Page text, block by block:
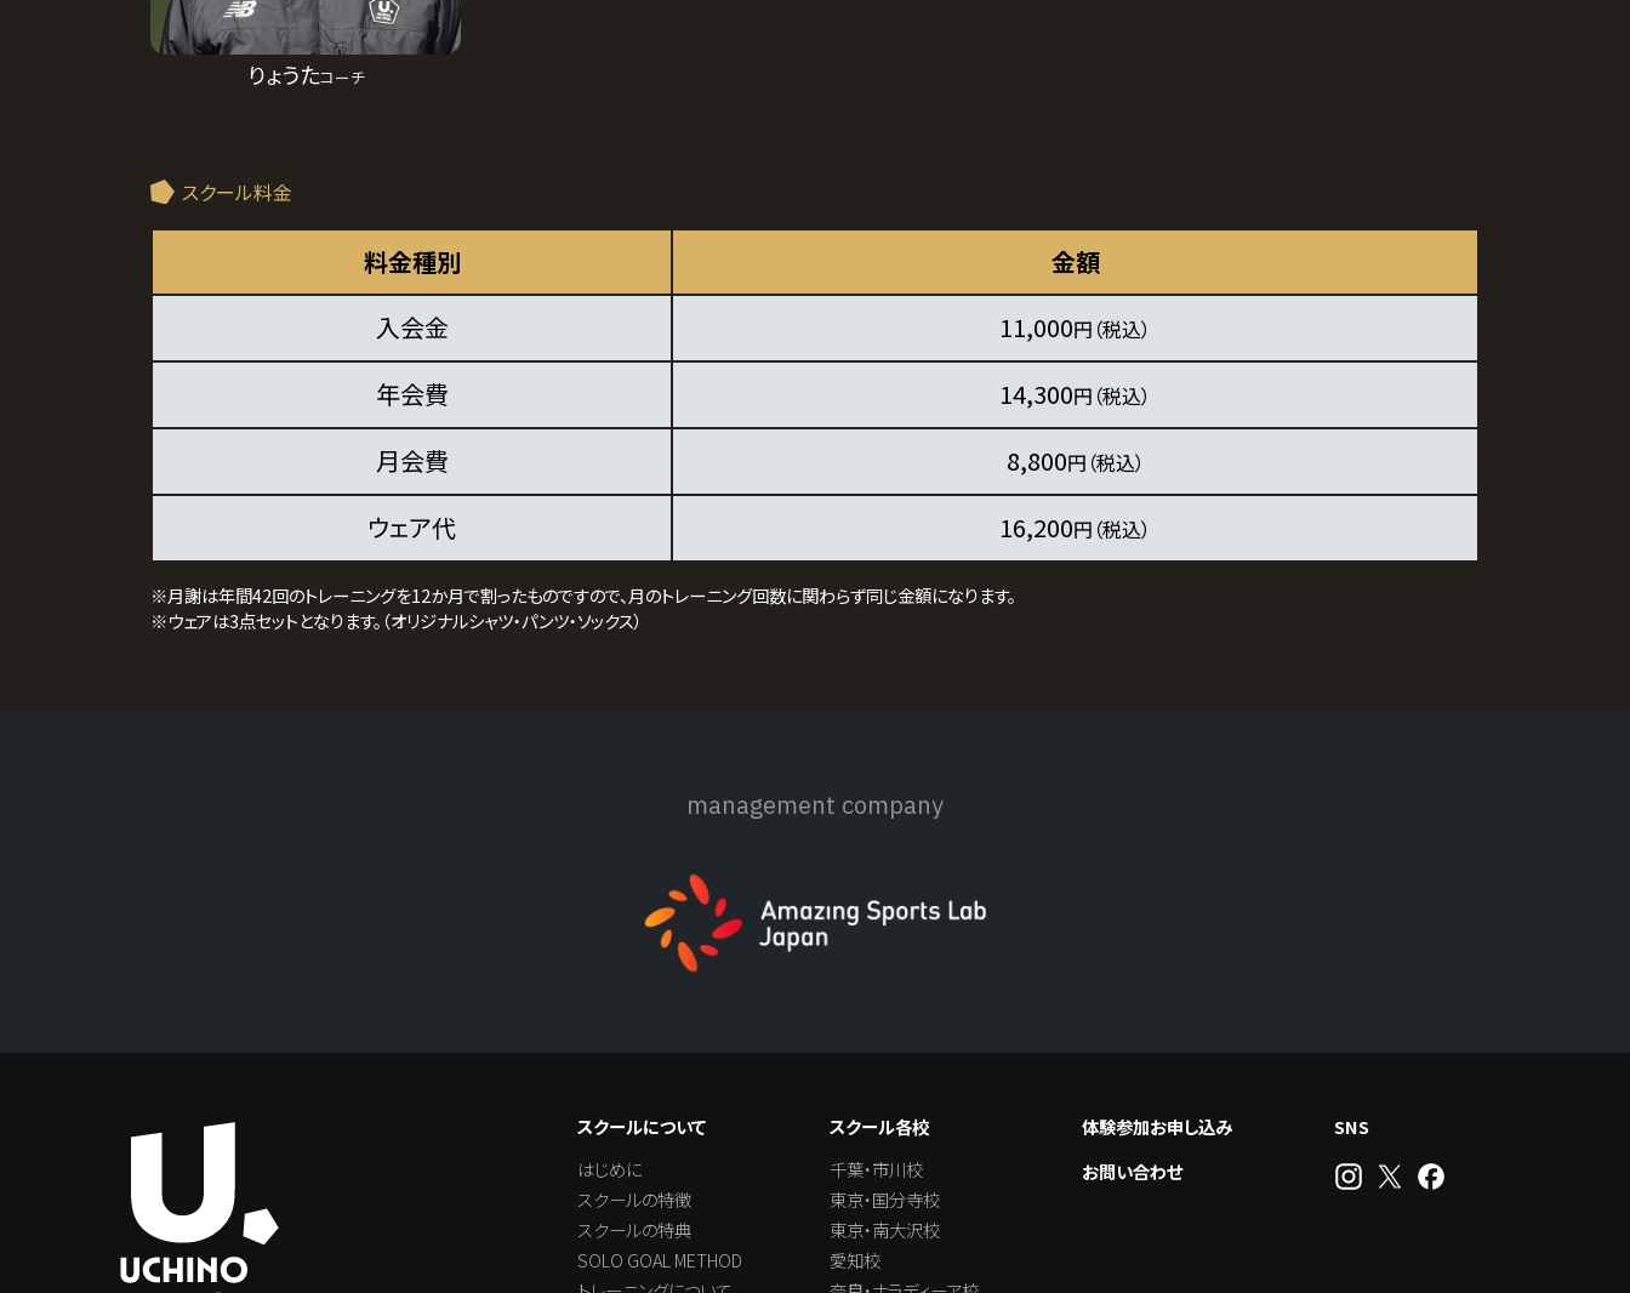
りょうたコーチ
スクール料金
料金種別
金額
入会金
11,000円（税込）
年会費 14,300円（税込）
月会費 8,800円（税込）
ウェア代 16,200円（税込）
※月謝は年間42回のトレーニングを12か月で割ったものですので、月のトレーニング回数に関わらず同じ金額になります。
※ウェアは3点セットとなります。（オリジナルシャツ・パンツ・ソックス）
management company
スクールについて
はじめに
スクールの特徴
スクールの特典
SOLO GOAL METHOD
スクール各校
千葉・市川校
東京・国分寺校
東京・南大沢校
愛知校
体験参加お申し込み
お問い合わせ
SNS